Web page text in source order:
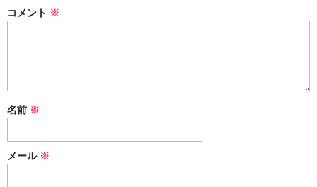
コメント ※
名前 ※
メール ※